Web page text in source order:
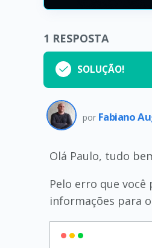
1 RESPOSTA
SOLUÇÃO!
por Fabiano
Olá Paulo, tudo
Pelo erro que
informações para